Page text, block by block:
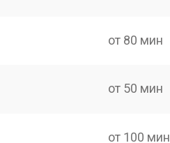
от 80 мин
от 50 мин
от 100 мин